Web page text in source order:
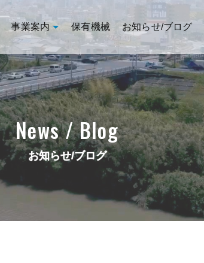
事業案内 保有機械 お知らせ/ブログ
News / Blog
お知らせ/ブログ